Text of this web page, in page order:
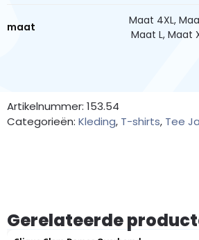
maat
Maat 4XL,
Maat L, Maat
Artikelnummer: 153.54
Categorieën: Kleding, T-shirts, Tee
Gerelateerde